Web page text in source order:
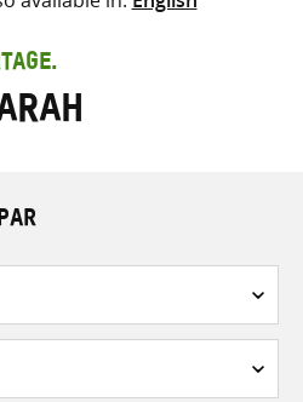
Saisir
les
termes
contenu